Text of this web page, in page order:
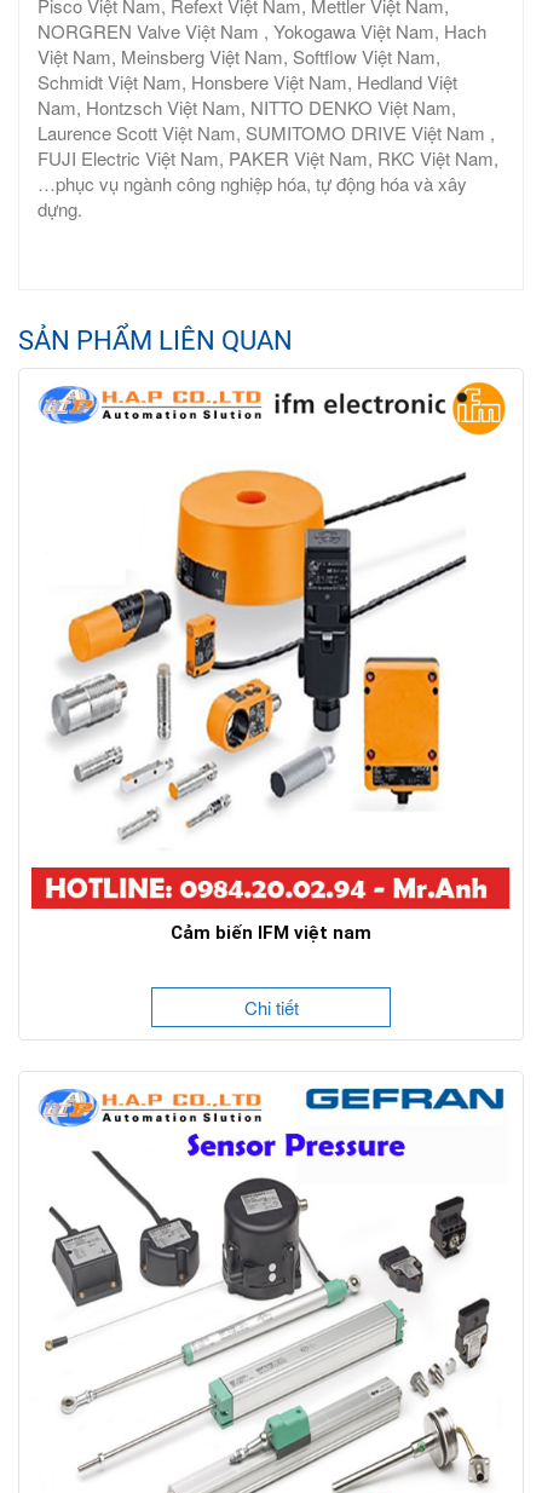
Pisco Việt Nam, Refext Việt Nam, Mettler Việt Nam,
NORGREN Valve Việt Nam , Yokogawa Việt Nam, Hach
Việt Nam, Meinsberg Việt Nam, Softflow Việt Nam,
Schmidt Việt Nam, Honsbere Việt Nam, Hedland Việt
Nam, Hontzsch Việt Nam, NITTO DENKO Việt Nam,
Laurence Scott Việt Nam, SUMITOMO DRIVE Việt Nam ,
FUJI Electric Việt Nam, PAKER Việt Nam, RKC Việt Nam,
…phục vụ ngành công nghiệp hóa, tự động hóa và xây
dựng.
SẢN PHẨM LIÊN QUAN
Cảm biến IFM việt nam
Chi tiết